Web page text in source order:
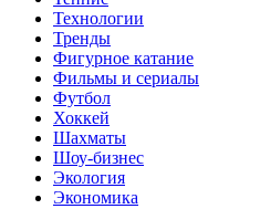
Технологии
Тренды
Фигурное катание
Фильмы и сериалы
Футбол
Хоккей
Шахматы
Шоу-бизнес
Экология
Экономика